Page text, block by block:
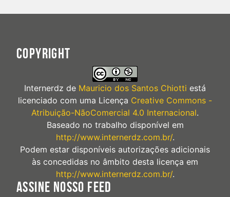
COPYRIGHT
Internerdz de Mauricio dos Santos Chiotti está
licenciado com uma Licença Creative Commons -
Atribuição-NãoComercial 4.0 Internacional.
Baseado no trabalho disponível em
http://www.internerdz.com.br/.
Podem estar disponíveis autorizações adicionais
às concedidas no âmbito desta licença em
http://www.internerdz.com.br/.
ASSINE NOSSO FEED